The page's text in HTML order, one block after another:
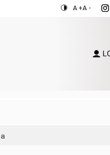
A +A -